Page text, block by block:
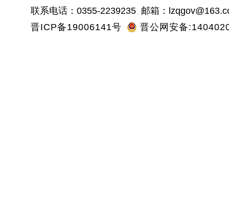
联系电话：0355-2239235 邮箱：
晋ICP备19006141号
晋公网安备